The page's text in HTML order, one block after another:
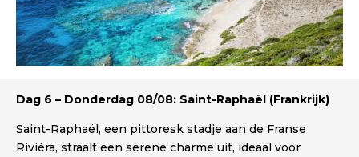
Dag 6 – Donderdag 08/08: Saint-Raphaël (Frankrijk)
Saint-Raphaël, een pittoresk stadje aan de Franse
Rivièra, straalt een serene charme uit, ideaal voor